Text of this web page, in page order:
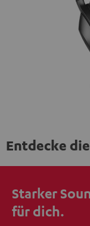
übermittelt
Entdecke
Starker
für dich.